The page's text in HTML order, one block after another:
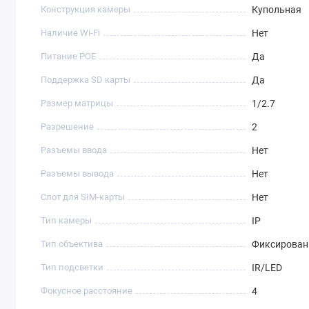
Конструкция камеры Купольная
Наличие Wi-Fi Нет
Питание POE Да
Поддержка SD карты Да
Размер матрицы 1/2.7
Разрешение 2
Разъемы ввода Нет
Разъемы вывода Нет
Слот для SIM-карты Нет
Тип камеры IP
Тип объектива
Тип подсветки IR/LED
Фокусное расстояние 4